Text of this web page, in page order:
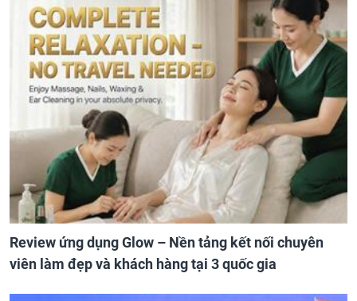
Review ứng dụng Glow – Nền tảng kết nối chuyên
viên làm đẹp và khách hàng tại 3 quốc gia